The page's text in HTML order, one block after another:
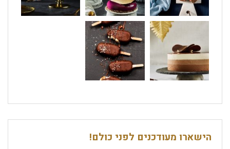
הישארו מעודכנים לפני כולם!